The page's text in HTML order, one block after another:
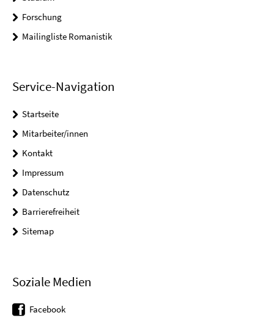
Forschung
Mailingliste Romanistik
Service-Navigation
Startseite
Mitarbeiter/innen
Kontakt
Impressum
Datenschutz
Barrierefreiheit
Sitemap
Soziale Medien
Facebook